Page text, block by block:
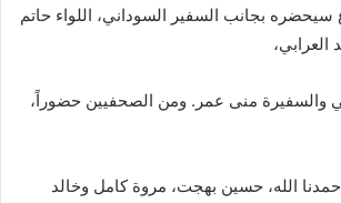
سيحضره بجانب السفير السوداني، اللواء حاتم
والسفيرة منى عمر. ومن الصحفيين حضوراً،
الله، حسين بهجت، مروة كامل وخالد